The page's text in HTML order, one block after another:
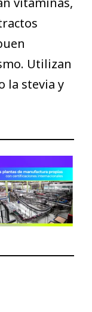
Utilizan
la stevia y